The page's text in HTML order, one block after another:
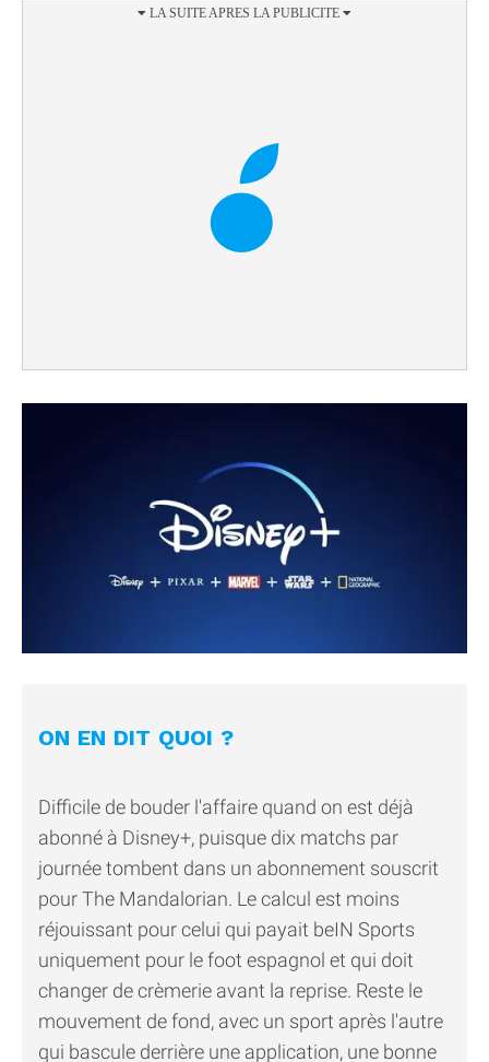
ON EN DIT QUOI ?
Difficile de bouder l'affaire quand on est déjà
abonné à Disney+, puisque dix matchs par
journée tombent dans un abonnement souscrit
pour The Mandalorian. Le calcul est moins
réjouissant pour celui qui payait beIN Sports
uniquement pour le foot espagnol et qui doit
changer de crèmerie avant la reprise. Reste le
mouvement de fond, avec un sport après l'autre
qui bascule derrière une application, une bonne